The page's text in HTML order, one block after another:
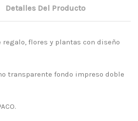
Detalles Del Producto
regalo, flores y plantas con diseño
transparente fondo impreso doble